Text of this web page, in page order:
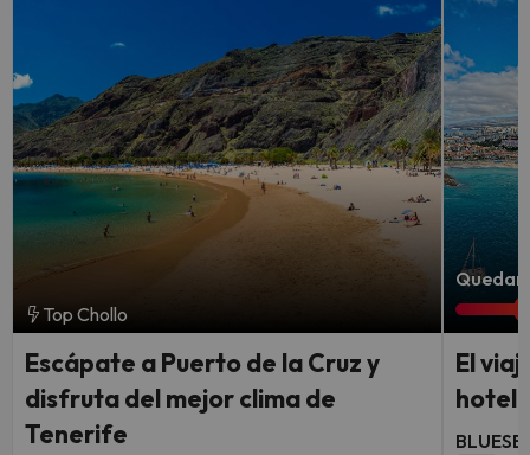
Top Chollo
Escápate a Puerto de la Cruz y
disfruta del mejor clima de
Tenerife
Quedan
El
hotel